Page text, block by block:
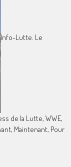
Info-Lutte. Le
de la Lutte, WWE,
Maintenant, Pour